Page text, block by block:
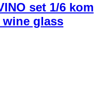
set 1/6 kom
wine glass